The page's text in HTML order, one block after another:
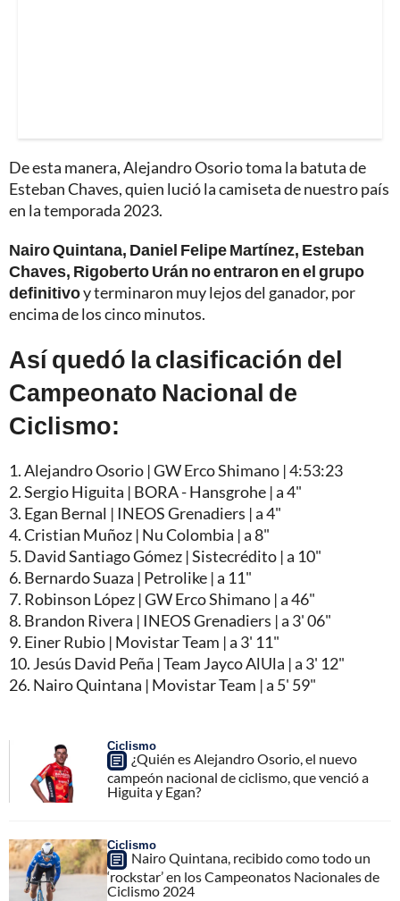
De esta manera, Alejandro Osorio toma la batuta de
Esteban Chaves, quien lució la camiseta de nuestro país
en la temporada 2023.
Nairo Quintana, Daniel Felipe Martínez, Esteban
Chaves, Rigoberto Urán no entraron en el grupo
definitivoy terminaron muy lejos del ganador, por
encima de los cinco minutos.
Así quedó la clasificación del
Campeonato Nacional de
Ciclismo:
1. Alejandro Osorio | GW Erco Shimano | 4:53:23
2. Sergio Higuita | BORA - Hansgrohe | a 4"
3. Egan Bernal | INEOS Grenadiers | a 4"
4. Cristian Muñoz | Nu Colombia | a 8"
5. David Santiago Gómez | Sistecrédito | a 10"
6. Bernardo Suaza | Petrolike | a 11"
7. Robinson López | GW Erco Shimano | a 46"
8. Brandon Rivera | INEOS Grenadiers | a 3' 06"
9. Einer Rubio | Movistar Team | a 3' 11"
10. Jesús David Peña | Team Jayco AlUla | a 3' 12"
26. Nairo Quintana | Movistar Team | a 5' 59"
Ciclismo
¿Quién es Alejandro Osorio, el nuevo
campeón nacional de ciclismo, que venció a
Higuita y Egan?
Ciclismo
Nairo Quintana, recibido como todo un
‘rockstar’ en los Campeonatos Nacionales de
Ciclismo 2024